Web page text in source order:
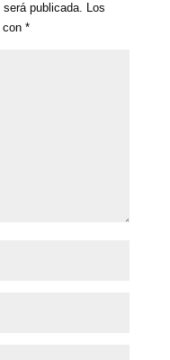
publicada. Los
con *